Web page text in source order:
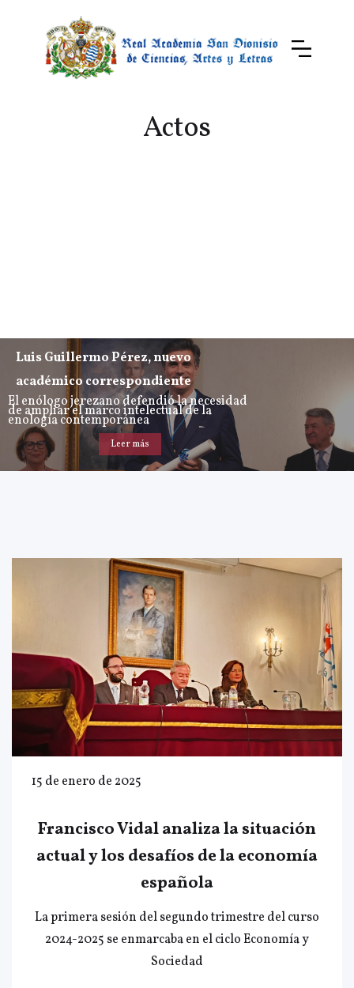
Actos
Luis Guillermo Pérez, nuevo
académico correspondiente
El enólogo jerezano defendió la necesidad
de ampliar el marco intelectual de la
enología contemporánea
Leer más
15 de enero de 2025
Francisco Vidal analiza la situación
actual y los desafíos de la economía
española
La primera sesión del segundo trimestre del curso
2024-2025 se enmarcaba en el ciclo Economía y
Sociedad